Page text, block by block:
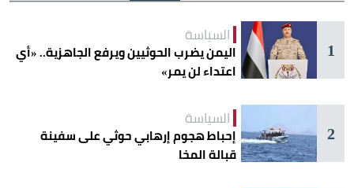
1
السياسة
اليمن يضرب الحوثيين ويرفع الجاهزية.. «أي
اعتداء لن يمر»
2
السياسة
إحباط هجوم إرهابي حوثي على سفينة
قبالة المخا